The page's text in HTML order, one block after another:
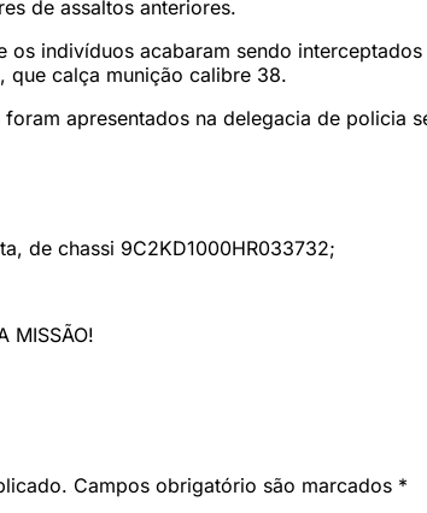
de assaltos anteriores.
os indivíduos acabaram sendo
calça munição calibre 38.
apresentados na delegacia de policia
de chassi 9C2KD1000HR033732;
MISSÃO!
Campos obrigatório são marcados *